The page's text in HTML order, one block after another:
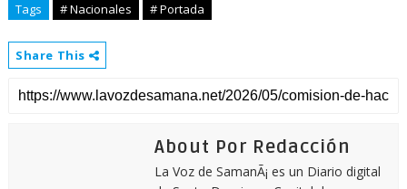
Tags # Nacionales # Portada
Share This
About Por Redacción
La Voz de SamanÃ¡ es un Diario digital